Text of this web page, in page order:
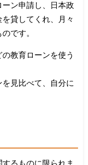
ン申請し、日本政
貸してくれ、月々
です。
教育ローンを使う
見比べて、自分に
るものに限られま